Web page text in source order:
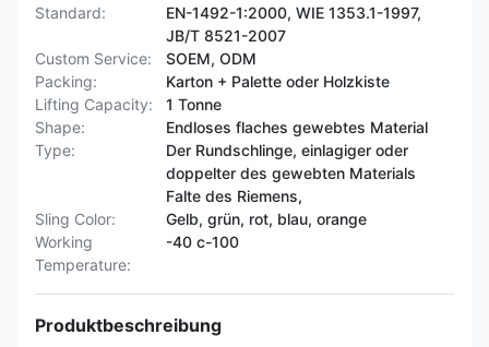
Standard:
EN-1492-1:2000, WIE 1353.1-1997,
JB/T 8521-2007
Custom Service:
SOEM, ODM
Packing:
Karton + Palette oder Holzkiste
Lifting Capacity:
1 Tonne
Shape:
Endloses flaches gewebtes Material
Type:
Der Rundschlinge, einlagiger oder
doppelter des gewebten Materials
Falte des Riemens,
Sling Color:
Gelb, grün, rot, blau, orange
Working
Temperature:
-40 c-100
Produktbeschreibung